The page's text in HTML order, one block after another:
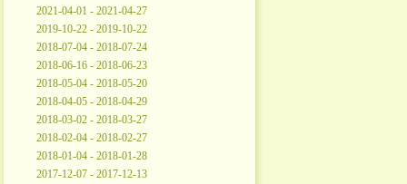
2021-04-01 - 2021-04-27
2019-10-22 - 2019-10-22
2018-07-04 - 2018-07-24
2018-06-16 - 2018-06-23
2018-05-04 - 2018-05-20
2018-04-05 - 2018-04-29
2018-03-02 - 2018-03-27
2018-02-04 - 2018-02-27
2018-01-04 - 2018-01-28
2017-12-07 - 2017-12-13